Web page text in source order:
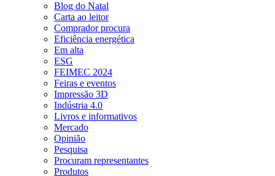
Blog do Natal
Carta ao leitor
Comprador procura
Eficiência energética
Em alta
ESG
FEIMEC 2024
Feiras e eventos
Impressão 3D
Indústria 4.0
Livros e informativos
Mercado
Opinião
Pesquisa
Procuram representantes
Produtos